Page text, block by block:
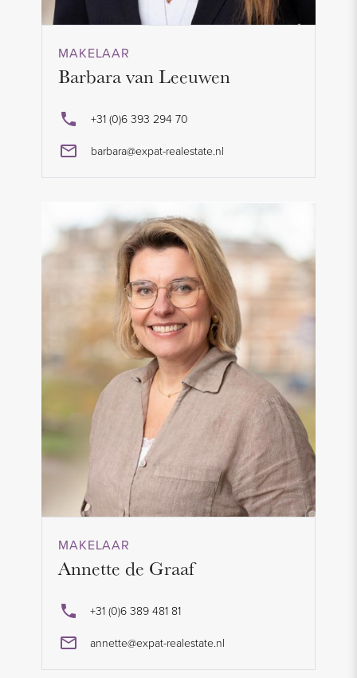
MAKELAAR
Barbara van Leeuwen
+31 (0)6 393 294 70
barbara@expat-realestate.nl
MAKELAAR
Annette de Graaf
+31 (0)6 389 481 81
annette@expat-realestate.nl